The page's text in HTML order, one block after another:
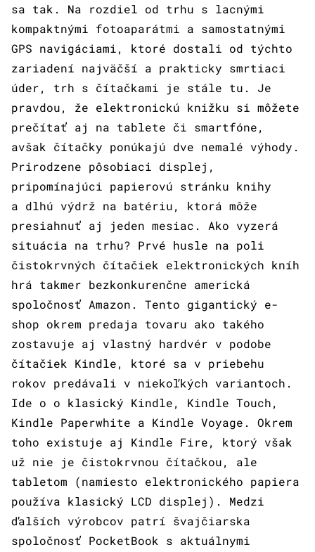
sa tak. Na rozdiel od trhu s lacnými
kompaktnými fotoaparátmi a samostatnými
GPS navigáciami, ktoré dostali od týchto
zariadení najväčší a prakticky smrtiaci
úder, trh s čítačkami je stále tu. Je
pravdou, že elektronickú knižku si môžete
prečítať aj na tablete či smartfóne,
avšak čítačky ponúkajú dve nemalé výhody.
Prirodzene pôsobiaci displej,
pripomínajúci papierovú stránku knihy
a dlhú výdrž na batériu, ktorá môže
presiahnuť aj jeden mesiac. Ako vyzerá
situácia na trhu? Prvé husle na poli
čistokrvných čítačiek elektronických kníh
hrá takmer bezkonkurenčne americká
spoločnosť Amazon. Tento gigantický e-
shop okrem predaja tovaru ako takého
zostavuje aj vlastný hardvér v podobe
čítačiek Kindle, ktoré sa v priebehu
rokov predávali v niekoľkých variantoch.
Ide o o klasický Kindle, Kindle Touch,
Kindle Paperwhite a Kindle Voyage. Okrem
toho existuje aj Kindle Fire, ktorý však
už nie je čistokrvnou čítačkou, ale
tabletom (namiesto elektronického papiera
používa klasický LCD displej). Medzi
ďalších výrobcov patrí švajčiarska
spoločnosť PocketBook s aktuálnymi